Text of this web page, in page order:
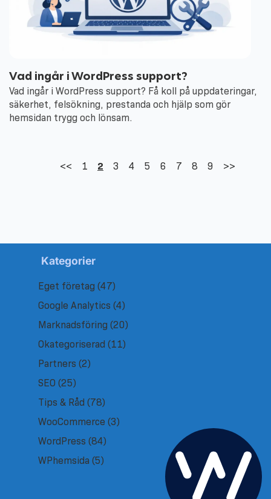
Vad ingår i WordPress support?
Vad ingår i WordPress support? Få koll på uppdateringar,
säkerhet, felsökning, prestanda och hjälp som gör
hemsidan trygg och lönsam.
<< 1 2 3 4 5 6 7 8 9 >>
Kategorier
Eget företag (47)
Google Analytics (4)
Marknadsföring (20)
Okategoriserad (11)
Partners (2)
SEO (25)
Tips & Råd (78)
WooCommerce (3)
WordPress (84)
WPhemsida (5)